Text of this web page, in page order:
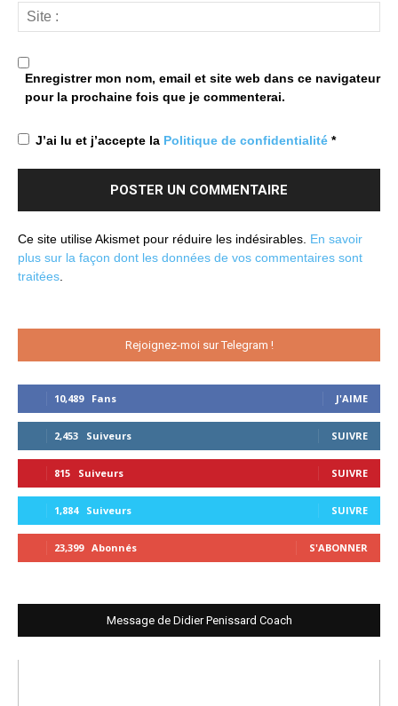
Enregistrer mon nom, email et site web dans ce navigateur
pour la prochaine fois que je commenterai.
J’ai lu et j’accepte la Politique de confidentialité *
Ce site utilise Akismet pour réduire les indésirables. En savoir
plus sur la façon dont les données de vos commentaires sont
traitées
Rejoignez-moi sur Telegram !
10,489 Fans J'AIME
2,453 Suiveurs SUIVRE
815 Suiveurs SUIVRE
1,884 Suiveurs SUIVRE
23,399 Abonnés S'ABONNER
Message de Didier Penissard Coach